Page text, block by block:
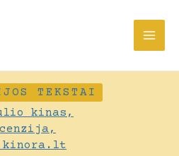
TEKSTAI
kinas,
kinora.lt